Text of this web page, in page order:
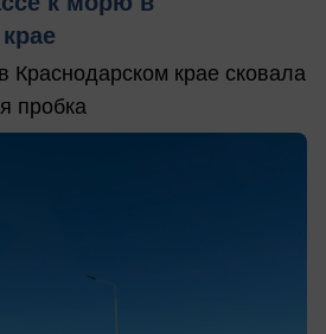
Краснодарском крае сковала
пробка